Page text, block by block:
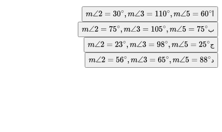
m∠2 =30∘,m∠3=110∘ ,m∠ =60∘
ب
m∠2 =75∘,m∠3=105∘ ,m∠ =75∘
ج
m∠2 =23∘,m∠3=98 ∘,m∠ 5=25∘
m∠2 =56∘,m∠3=65 ∘,m∠ 5=88∘